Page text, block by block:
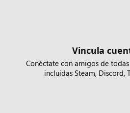
Vincula
Conéctate con amigos de
incluidas Steam, Discord,